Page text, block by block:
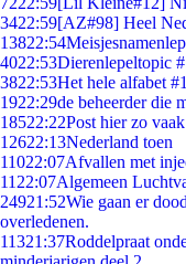
3422:59[AZ#98] Heel
13822:54
4022:53Dierenlepeltopic
3822:53Het hele alfabet
1922:29de beheerder die
18522:22Post hier zo
12622:13Nederland toen
11022:07Afvallen met
11 22:07Algemeen
24921:52Wie gaan er
overledenen.
11321:37Roddelpraat